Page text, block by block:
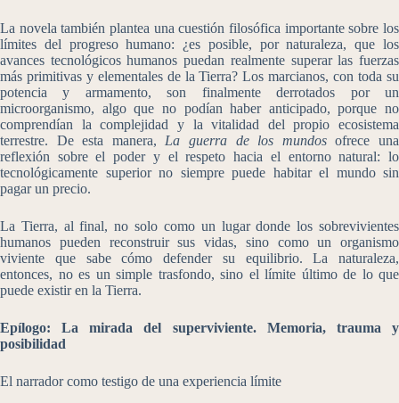
La novela también plantea una cuestión filosófica importante sobre los
límites del progreso humano: ¿es posible, por naturaleza, que los
avances tecnológicos humanos puedan realmente superar las fuerzas
más primitivas y elementales de la Tierra? Los marcianos, con toda su
potencia y armamento, son finalmente derrotados por un
microorganismo, algo que no podían haber anticipado, porque no
comprendían la complejidad y la vitalidad del propio ecosistema
terrestre. De esta manera, La guerra de los mundosofrece una
reflexión sobre el poder y el respeto hacia el entorno natural: lo
tecnológicamente superior no siempre puede habitar el mundo sin
pagar un precio.
La Tierra, al final, no solo como un lugar donde los sobrevivientes
humanos pueden reconstruir sus vidas, sino como un organismo
viviente que sabe cómo defender su equilibrio. La naturaleza,
entonces, no es un simple trasfondo, sino el límite último de lo que
puede existir en la Tierra.
Epílogo: La mirada del superviviente. Memoria, trauma y
posibilidad
El narrador como testigo de una experiencia límite